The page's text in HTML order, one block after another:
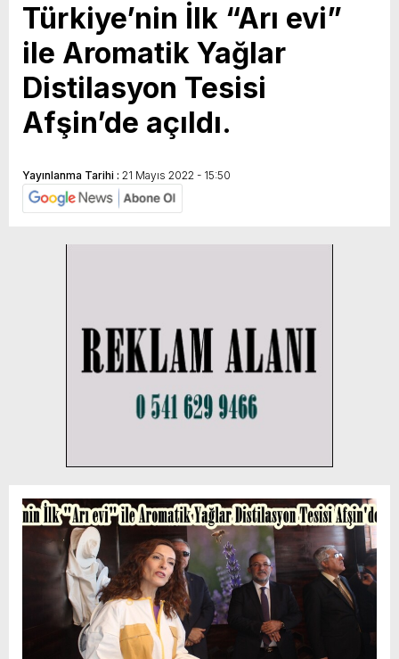
Türkiye’nin İlk “Arı evi”
ile Aromatik Yağlar
Distilasyon Tesisi
Afşin’de açıldı.
Yayınlanma Tarihi : 21 Mayıs 2022 - 15:50